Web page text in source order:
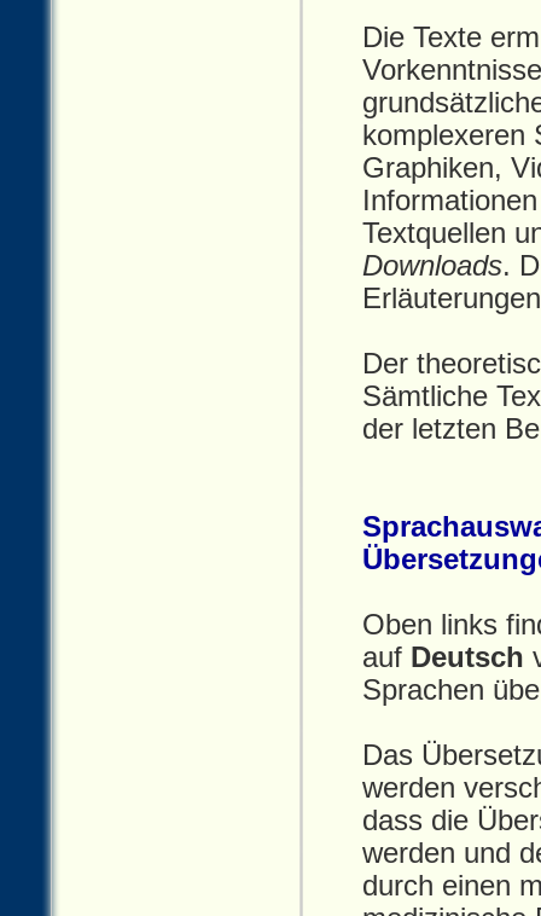
Die Texte
komplexeren
Graphiken,
Textquellen
Downloads.
Der
Sämtliche
der letzten
Oben links
auf Deutsch
Sprachen
Das
werden
dass die
werden und
durch einen